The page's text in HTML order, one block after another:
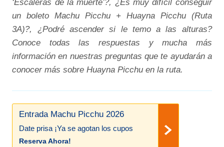
‘Escaleras de la muerte’?, ¿Es muy difícil conseguir
un boleto Machu Picchu + Huayna Picchu (Ruta
3A)?, ¿Podré ascender si le temo a las alturas?
Conoce todas las respuestas y mucha más
información en nuestras preguntas que te ayudarán a
conocer más sobre Huayna Picchu en la ruta.
Entrada Machu Picchu 2026
Date prisa ¡Ya se agotan los cupos
Reserva Ahora!